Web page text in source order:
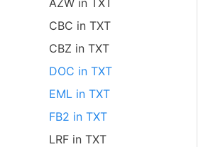
CBC in TXT
CBZ in TXT
DOC in TXT
EML in TXT
FB2 in TXT
LRF in TXT